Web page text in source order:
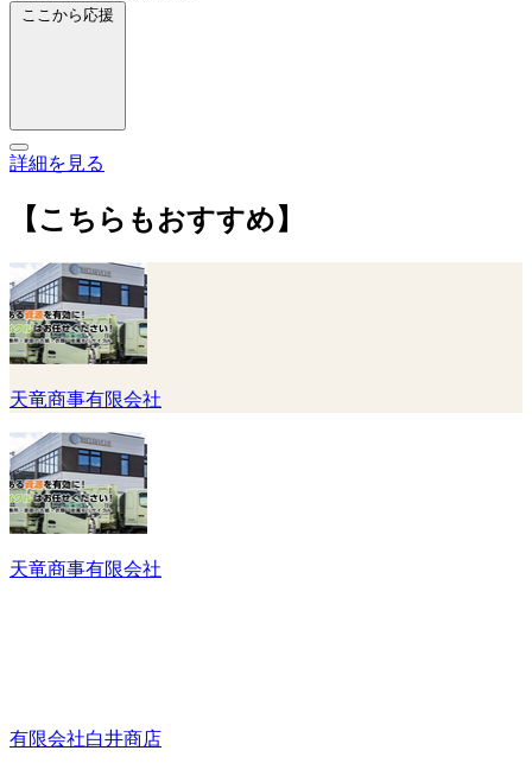
ここから応援
詳細を見る
【こちらもおすすめ】
天竜商事有限会社
天竜商事有限会社
有限会社白井商店